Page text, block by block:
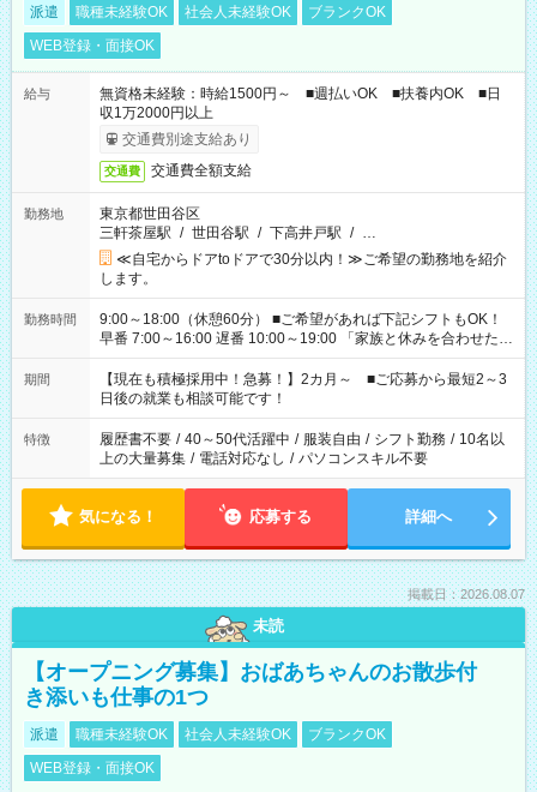
派遣 職種未経験OK 社会人未経験OK
ブランクOK
WEB登録・面接OK
給与
無資格未経験：時給1500円～ ■週払いOK ■扶養内OK ■日
収1万2000円以上
交通費別途支給あり
交通費 交通費全額支給
勤務地
東京都世田谷区
三軒茶屋駅 / 世田谷駅 / 下高井戸駅 / …
≪自宅からドアtoドアで30分以内！≫ご希望の勤務地を紹介
します。
勤務時間
9:00～18:00（休憩60分） ■ご希望があれば下記シフトもOK！
早番 7:00～16:00 遅番 10:00～19:00 「家族と休みを合わせた
い」 「余裕を持って夕飯の準備がしたい」 「できれば残業はし
たくない」 など、ご希望を教えてくださいね。 ※Wワーク希望
の方へ 今ご覧のお仕事で希望する勤務時間と、もう1つのお仕事
の勤務時間。 合計で週40時間を超える場合は応募できません。
期間
【現在も積極採用中！急募！】2カ月～ ■ご応募から最短2～3
日後の就業も相談可能です！
特徴 履歴書不要 / 40～50代活躍中 / 服装自由 / シフト勤務 / 10名以
上の大量募集 / 電話対応なし / パソコンスキル不要
気になる！ 応募する 詳細へ
掲載日：2026.08.07
未読
【オープニング募集】おばあちゃんのお散歩付
き添いも仕事の1つ
派遣 職種未経験OK 社会人未経験OK
ブランクOK
WEB登録・面接OK